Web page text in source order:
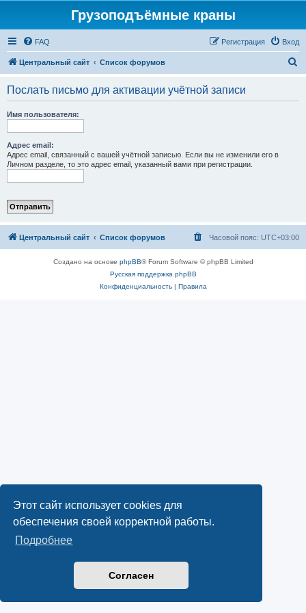
Этот сайт использует cookies для
обеспечения своей корректной работы.
Подробнее
Согласен
Грузоподъёмные краны
FAQ Вход
Регистрация
Центральный сайт Список форумов
Послать письмо для активации учётной записи
Имя пользователя:
Адрес email:
Адрес email, связанный с вашей учётной записью. Если вы не изменили его в
Личном разделе, то это адрес email, указанный вами при регистрации.
Центральный сайт Список форумов Часовой пояс: UTC+03:00
Создано на основе phpBB® Forum Software © phpBB Limited
Русская поддержка phpBB
Конфиденциальность| Правила